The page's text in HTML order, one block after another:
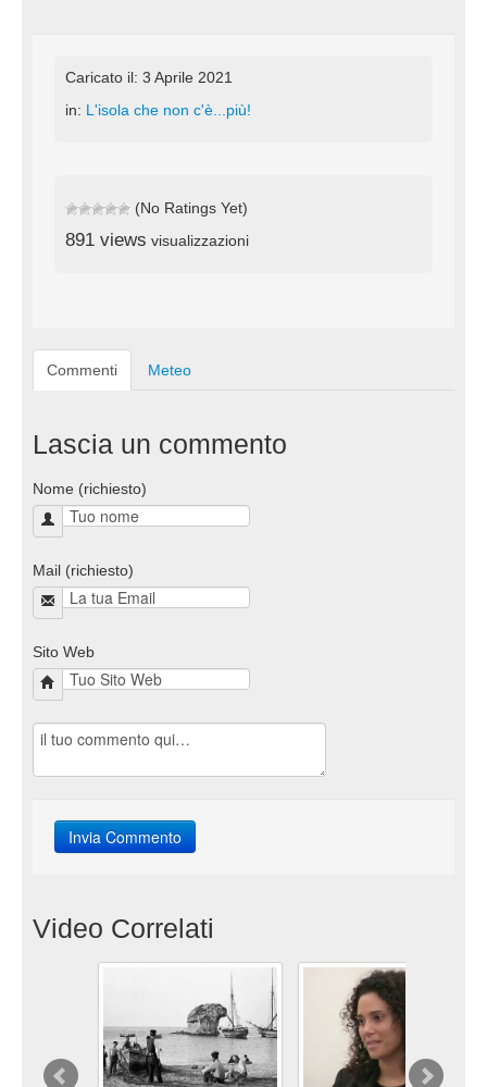
Caricato il: 3 Aprile 2021
in: L'isola che non c'è...più!
(No Ratings Yet)
891 views visualizzazioni
Commenti Meteo
Lascia un commento
Nome (richiesto)
Mail (richiesto)
Sito Web
Video Correlati